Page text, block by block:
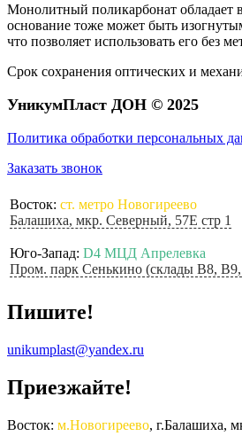
Монолитный поликарбонат обладает
основание тоже может быть
что позволяет использовать его без
Срок сохранения оптических и
УникумПласт ДОН © 2025
Политика обработки персональных
Заказать звонок
Восток: ст. метро Новогиреево
Балашиха, мкр. Северный, 57Е стр 1
Юго-Запад: D4 МЦД Апрелевка
Пром. парк Сенькино (склады B8,
Пишите!
unikumplast@yandex.ru
Приезжайте!
Восток: м.Новогиреево, г.Балашиха,